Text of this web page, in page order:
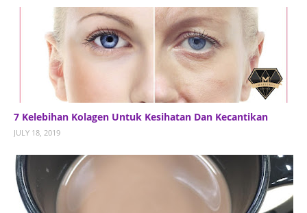
7 Kelebihan Kolagen Untuk Kesihatan Dan Kecantikan
JULY 18, 2019